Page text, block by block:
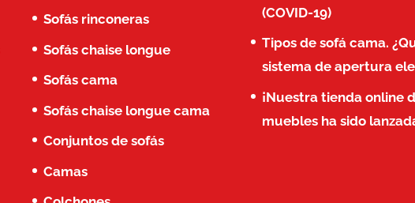
Sofás rinconeras
Sofás chaise longue
Sofás cama
Sofás chaise longue cama
Conjuntos de sofás
Camas
(COVID-19)
Tipos de sofá cama.
sistema de apertura
¡Nuestra tienda online
muebles ha sido